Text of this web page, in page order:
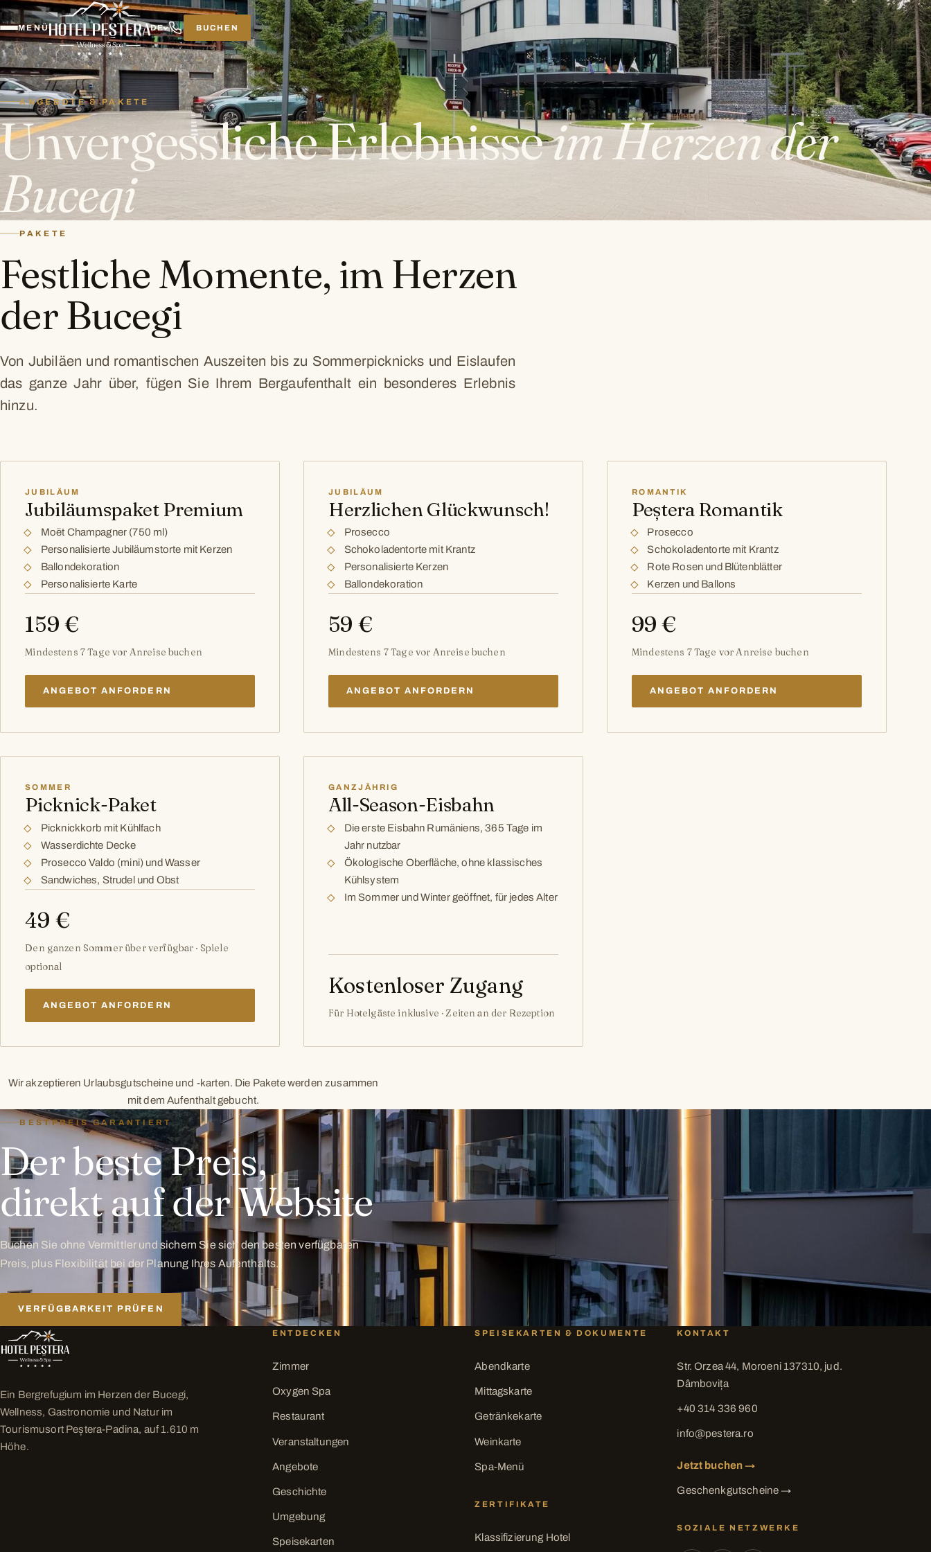
MENÜ DE BUCHEN
ANGEBOTE & PAKETE
Unvergessliche Erlebnisseim Herzen der
Bucegi
PAKETE
Festliche Momente, im Herzen
der Bucegi
Von Jubiläen und romantischen Auszeiten bis zu Sommerpicknicks und Eislaufen
das ganze Jahr über, fügen Sie Ihrem Bergaufenthalt ein besonderes Erlebnis
hinzu.
JUBILÄUM
Jubiläumspaket Premium
Moët Champagner (750 ml)
Personalisierte Jubiläumstorte mit Kerzen
Ballondekoration
Personalisierte Karte
159 €
Mindestens 7 Tage vor Anreise buchen
ANGEBOT ANFORDERN
JUBILÄUM
Herzlichen Glückwunsch!
Prosecco
Schokoladentorte mit Krantz
Personalisierte Kerzen
Ballondekoration
59 €
Mindestens 7 Tage vor Anreise buchen
ANGEBOT ANFORDERN
ROMANTIK
Peștera Romantik
Prosecco
Schokoladentorte mit Krantz
Rote Rosen und Blütenblätter
Kerzen und Ballons
99 €
Mindestens 7 Tage vor Anreise buchen
ANGEBOT ANFORDERN
SOMMER
Picknick-Paket
Picknickkorb mit Kühlfach
Wasserdichte Decke
Prosecco Valdo (mini) und Wasser
Sandwiches, Strudel und Obst
49 €
Den ganzen Sommer über verfügbar · Spiele
optional
ANGEBOT ANFORDERN
GANZJÄHRIG
All-Season-Eisbahn
Die erste Eisbahn Rumäniens, 365 Tage im
Jahr nutzbar
Ökologische Oberfläche, ohne klassisches
Kühlsystem
Im Sommer und Winter geöffnet, für jedes Alter
Kostenloser Zugang
Für Hotelgäste inklusive · Zeiten an der Rezeption
Wir akzeptieren Urlaubsgutscheine und -karten. Die Pakete werden zusammen
mit dem Aufenthalt gebucht.
BESTPREIS GARANTIERT
Der beste Preis,
direkt auf der Website
Buchen Sie ohne Vermittler und sichern Sie sich den besten verfügbaren
Preis, plus Flexibilität bei der Planung Ihres Aufenthalts.
VERFÜGBARKEIT PRÜFEN
Ein Bergrefugium im Herzen der Bucegi,
Wellness, Gastronomie und Natur im
Tourismusort Peștera-Padina, auf 1.610 m
Höhe.
ENTDECKEN
Zimmer
Oxygen Spa
Restaurant
Veranstaltungen
Angebote
Geschichte
Umgebung
Speisekarten
SPEISEKARTEN & DOKUMENTE
Abendkarte
Mittagskarte
Getränkekarte
Weinkarte
Spa-Menü
ZERTIFIKATE
Klassifizierung Hotel
KONTAKT
Str. Orzea 44, Moroeni 137310, jud.
Dâmbovița
+40 314 336 960
info@pestera.ro
Jetzt buchen →
Geschenkgutscheine →
SOZIALE NETZWERKE